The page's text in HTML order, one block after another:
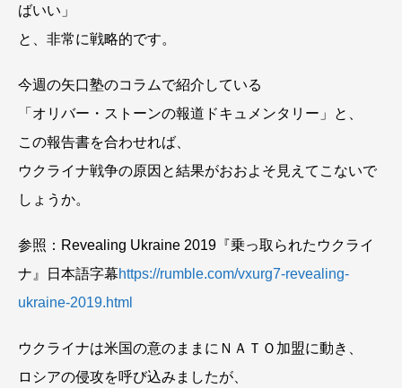
ばいい」
と、非常に戦略的です。
今週の矢口塾のコラムで紹介している
「オリバー・ストーンの報道ドキュメンタリー」と、
この報告書を合わせれば、
ウクライナ戦争の原因と結果がおおよそ見えてこないで
しょうか。
参照：Revealing Ukraine 2019『乗っ取られたウクライ
ナ』日本語字幕https://rumble.com/vxurg7-revealing-
ukraine-2019.html
ウクライナは米国の意のままにＮＡＴＯ加盟に動き、
ロシアの侵攻を呼び込みましたが、